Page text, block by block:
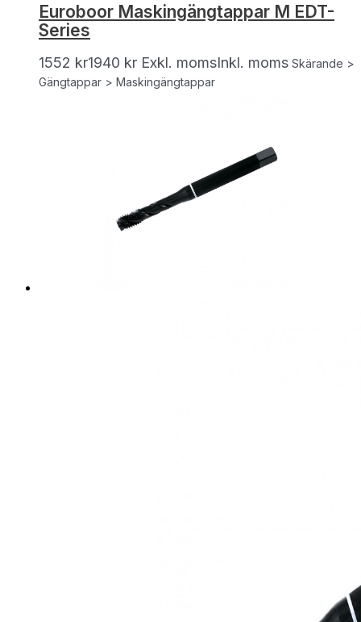
Euroboor Maskingängtappar M EDT-
Series
1552 kr1940 kr Exkl. momsInkl. moms Skärande >
Gängtappar > Maskingängtappar